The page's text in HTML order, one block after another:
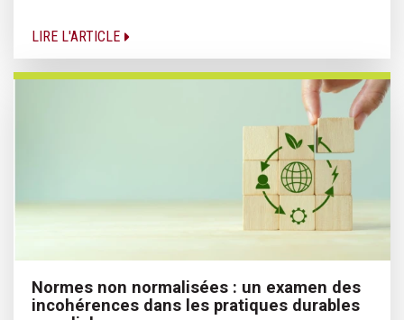
LIRE L'ARTICLE
Normes non normalisées : un examen des
incohérences dans les pratiques durables